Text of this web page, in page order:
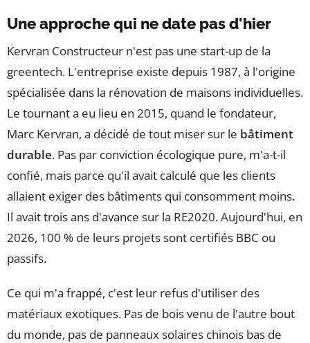
Une approche qui ne date pas d'hier
Kervran Constructeur n'est pas une start-up de la
greentech. L'entreprise existe depuis 1987, à l'origine
spécialisée dans la rénovation de maisons individuelles.
Le tournant a eu lieu en 2015, quand le fondateur,
Marc Kervran, a décidé de tout miser sur le bâtiment
durable. Pas par conviction écologique pure, m'a-t-il
confié, mais parce qu'il avait calculé que les clients
allaient exiger des bâtiments qui consomment moins.
Il avait trois ans d'avance sur la RE2020. Aujourd'hui, en
2026, 100 % de leurs projets sont certifiés BBC ou
passifs.
Ce qui m'a frappé, c'est leur refus d'utiliser des
matériaux exotiques. Pas de bois venu de l'autre bout
du monde, pas de panneaux solaires chinois bas de